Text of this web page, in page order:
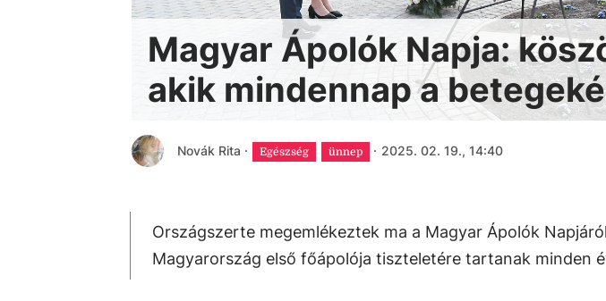
Magyar Ápolók Napja:
akik mindennap a
Novák Rita · Egészség ünnep · 2025. 02. 19., 14:40
Országszerte megemlékeztek ma a Magyar Ápolók
Magyarország első főápolója tiszteletére tartanak minden